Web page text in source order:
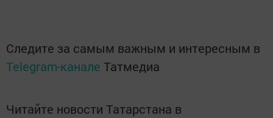
Следите за самым важным и интересным в
Telegram-канале Татмедиа
Читайте новости Татарстана в